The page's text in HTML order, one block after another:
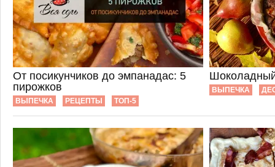
От посикунчиков до эмпанадас: 5
пирожков
ВЫПЕЧКА РЕЦЕПТЫ ТОП-5
ВЫПЕЧКА